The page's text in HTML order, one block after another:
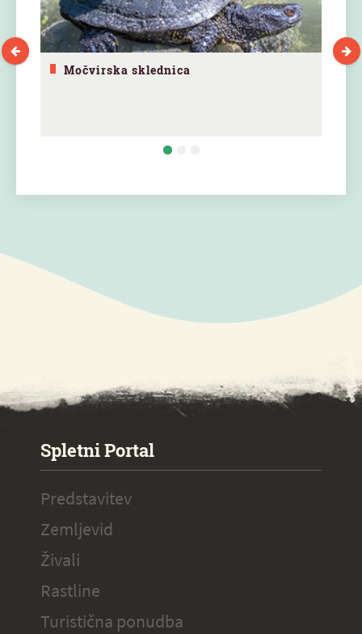
Močvirska sklednica
Spletni Portal
Predstavitev
Zemljevid
Živali
Rastline
Turistična ponudba